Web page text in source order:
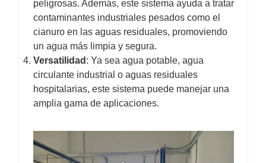
peligrosas. Además, este sistema ayuda a tratar
contaminantes industriales pesados ​​como el
cianuro en las aguas residuales, promoviendo
un agua más limpia y segura.
Versatilidad : Ya sea agua potable, agua
circulante industrial o aguas residuales
hospitalarias, este sistema puede manejar una
amplia gama de aplicaciones.